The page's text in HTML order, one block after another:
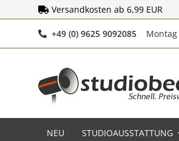
Versandkosten ab 6,99 EUR
+49 (0) 9625 9092085
NEU STUDIOAUSSTATTUNG